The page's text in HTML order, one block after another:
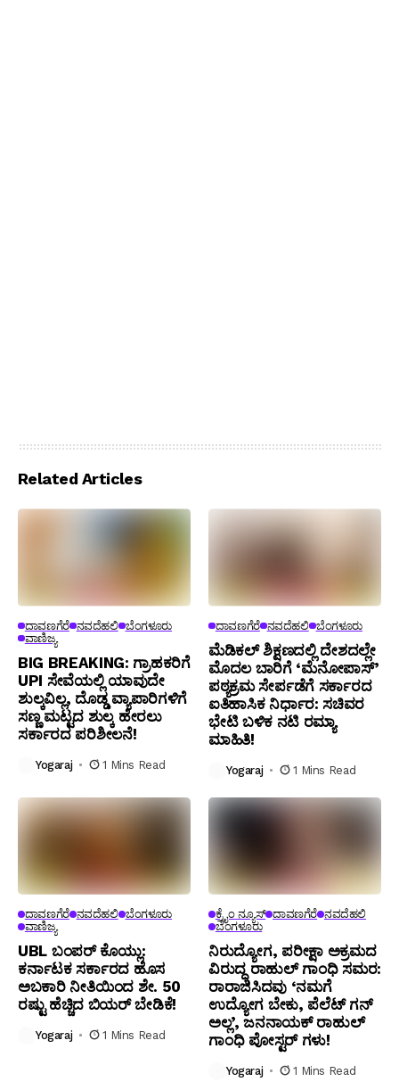
Related Articles
ದಾವಣಗೆರೆ ನವದೆಹಲಿ ಬೆಂಗಳೂರು
ವಾಣಿಜ್ಯ
BIG BREAKING: ಗ್ರಾಹಕರಿಗೆ
UPI ಸೇವೆಯಲ್ಲಿ ಯಾವುದೇ
ಶುಲ್ಕವಿಲ್ಲ, ದೊಡ್ಡ ವ್ಯಾಪಾರಿಗಳಿಗೆ
ಸಣ್ಣ ಮಟ್ಟದ ಶುಲ್ಕ ಹೇರಲು
ಸರ್ಕಾರದ ಪರಿಶೀಲನೆ!
Yogaraj 1 Mins Read
ದಾವಣಗೆರೆ ನವದೆಹಲಿ ಬೆಂಗಳೂರು
ಮೆಡಿಕಲ್ ಶಿಕ್ಷಣದಲ್ಲಿ ದೇಶದಲ್ಲೇ
ಮೊದಲ ಬಾರಿಗೆ ‘ಮೆನೋಪಾಸ್’
ಪಠ್ಯಕ್ರಮ ಸೇರ್ಪಡೆಗೆ ಸರ್ಕಾರದ
ಐತಿಹಾಸಿಕ ನಿರ್ಧಾರ: ಸಚಿವರ
ಭೇಟಿ ಬಳಿಕ ನಟಿ ರಮ್ಯಾ
ಮಾಹಿತಿ!
Yogaraj 1 Mins Read
ದಾವಣಗೆರೆ ನವದೆಹಲಿ ಬೆಂಗಳೂರು
ವಾಣಿಜ್ಯ
UBL ಬಂಪರ್ ಕೊಯ್ಲು:
ಕರ್ನಾಟಕ ಸರ್ಕಾರದ ಹೊಸ
ಅಬಕಾರಿ ನೀತಿಯಿಂದ ಶೇ. 50
ರಷ್ಟು ಹೆಚ್ಚಿದ ಬಿಯರ್ ಬೇಡಿಕೆ!
Yogaraj 1 Mins Read
ಕ್ರೈಂ ನ್ಯೂಸ್ ದಾವಣಗೆರೆ ನವದೆಹಲಿ
ಬೆಂಗಳೂರು
ನಿರುದ್ಯೋಗ, ಪರೀಕ್ಷಾ ಅಕ್ರಮದ
ವಿರುದ್ಧ ರಾಹುಲ್ ಗಾಂಧಿ ಸಮರ:
ರಾರಾಜಿಸಿದವು ‘ನಮಗೆ
ಉದ್ಯೋಗ ಬೇಕು, ಪೆಲೆಟ್ ಗನ್
ಅಲ್ಲ’, ಜನನಾಯಕ್ ರಾಹುಲ್
ಗಾಂಧಿ ಪೋಸ್ಟರ್ ಗಳು!
Yogaraj 1 Mins Read